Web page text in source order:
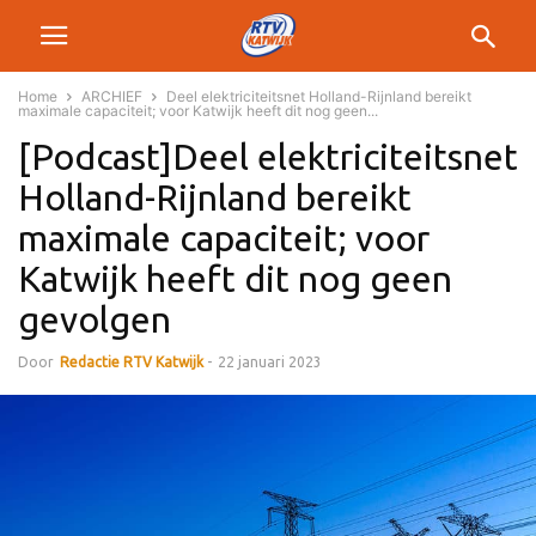
Home ARCHIEF
Deel elektriciteitsnet Holland-Rijnland bereikt
maximale capaciteit; voor Katwijk heeft dit nog geen...
[Podcast]Deel elektriciteitsnet
Holland-Rijnland bereikt
maximale capaciteit; voor
Katwijk heeft dit nog geen
gevolgen
Door Redactie RTV Katwijk - 22 januari 2023